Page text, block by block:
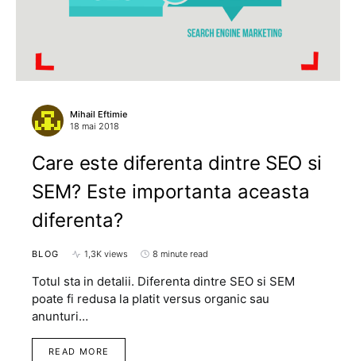
Mihail Eftimie
18 mai 2018
Care este diferenta dintre SEO si
SEM? Este importanta aceasta
diferenta?
BLOG 1,3K views 8 minute read
Totul sta in detalii. Diferenta dintre SEO si SEM
poate fi redusa la platit versus organic sau
anunturi…
READ MORE